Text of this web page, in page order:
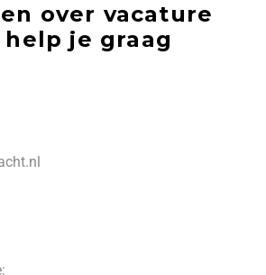
over vacature
help je graag